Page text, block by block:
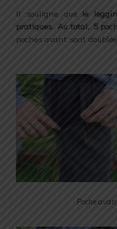
Il souligne que
le
pratiques. Au total, 5
poches avant sont
Poche